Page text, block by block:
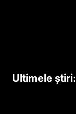
Ultimele știri: